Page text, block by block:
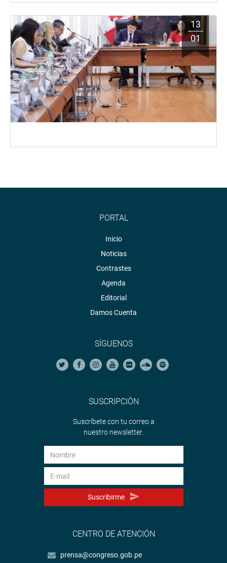
13
01
PORTAL
Inicio
Noticias
Contrastes
Agenda
Editorial
Damos Cuenta
SÍGUENOS
SUSCRIPCIÓN
Suscríbete con tu correo a
nuestro newsletter.
Suscribirme
CENTRO DE ATENCIÓN
prensa@congreso.gob.pe